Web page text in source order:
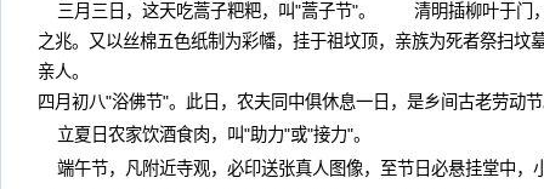
三月三日，这天吃蒿子粑粑，叫"蒿子节"。 清明插柳叶于门
之兆。又以丝棉五色纸制为彩幡，挂于祖坟顶，亲族为死者祭扫坟
亲人。
四月初八"浴佛节"。此日，农夫同中俱休息一日，是乡间古老
立夏日农家饮酒食肉，叫"助力"或"接力"。
端午节，凡附近寺观，必印送张真人图像，至节日必悬挂堂中，